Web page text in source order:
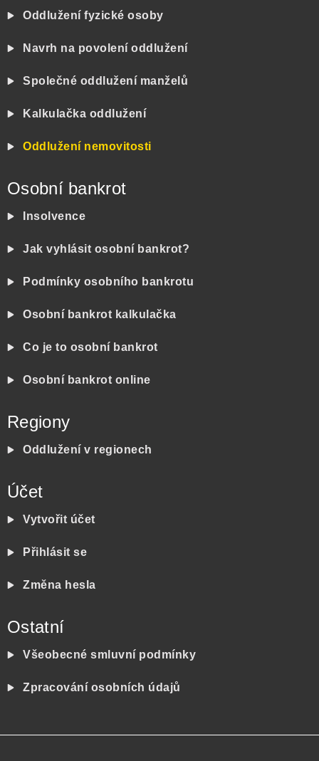
Oddlužení fyzické osoby
Navrh na povolení oddlužení
Společné oddlužení manželů
Kalkulačka oddlužení
Oddlužení nemovitosti
Osobní bankrot
Insolvence
Jak vyhlásit osobní bankrot?
Podmínky osobního bankrotu
Osobní bankrot kalkulačka
Co je to osobní bankrot
Osobní bankrot online
Regiony
Oddlužení v regionech
Účet
Vytvořit účet
Přihlásit se
Změna hesla
Ostatní
Všeobecné smluvní podmínky
Zpracování osobních údajů